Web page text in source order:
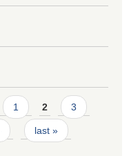
1 2 3
last »